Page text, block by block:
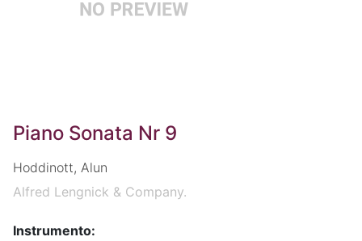
Piano Sonata Nr 9
Hoddinott, Alun
Alfred Lengnick & Company.
Instrumento: